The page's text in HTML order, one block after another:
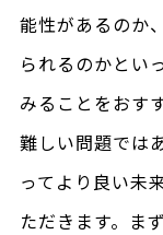
能性があるのか
られるのかとい
みることをおす
難しい問題では
ってより良い未
ただきます。ま